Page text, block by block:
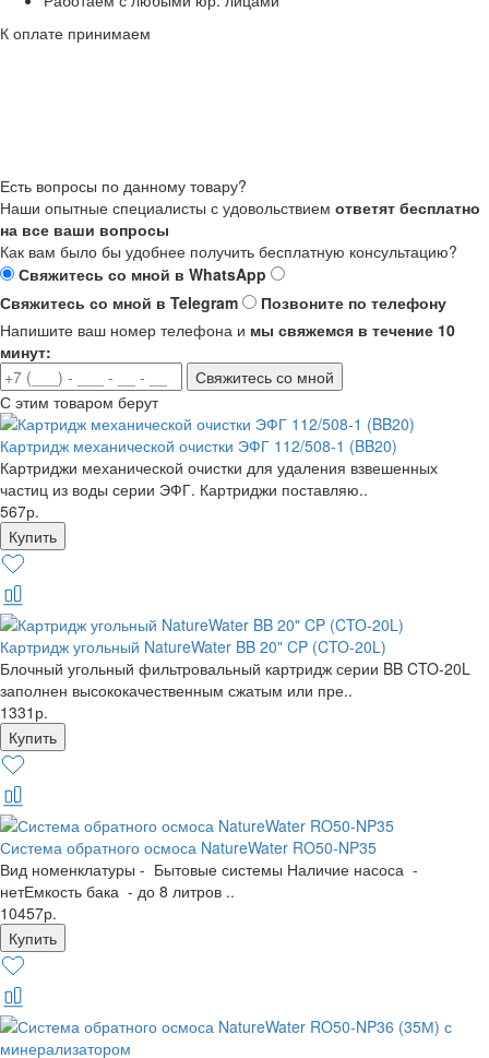
К оплате принимаем
Есть вопросы по данному товару?
Наши опытные специалисты с удовольствием ответят бесплатно
на все ваши вопросы
Как вам было бы удобнее получить бесплатную консультацию?
Свяжитесь со мной в WhatsApp
Свяжитесь со мной в Telegram
Позвоните по телефону
Напишите ваш номер телефона и мы свяжемся в течение 10
минут:
Свяжитесь со мной
С этим товаром берут
Картридж механической очистки ЭФГ 112/508-1 (BB20)
Картриджи механической очистки для удаления взвешенных
частиц из воды серии ЭФГ. Картриджи поставляю..
567р.
Картридж угольный NatureWater BB 20" CP (CTO-20L)
Блочный угольный фильтровальный картридж серии BB CTO-20L
заполнен высококачественным сжатым или пре..
1331р.
Система обратного осмоса NatureWater RO50-NP35
Вид номенклатуры - Бытовые системы Наличие насоса -
нетЕмкость бака - до 8 литров ..
10457р.